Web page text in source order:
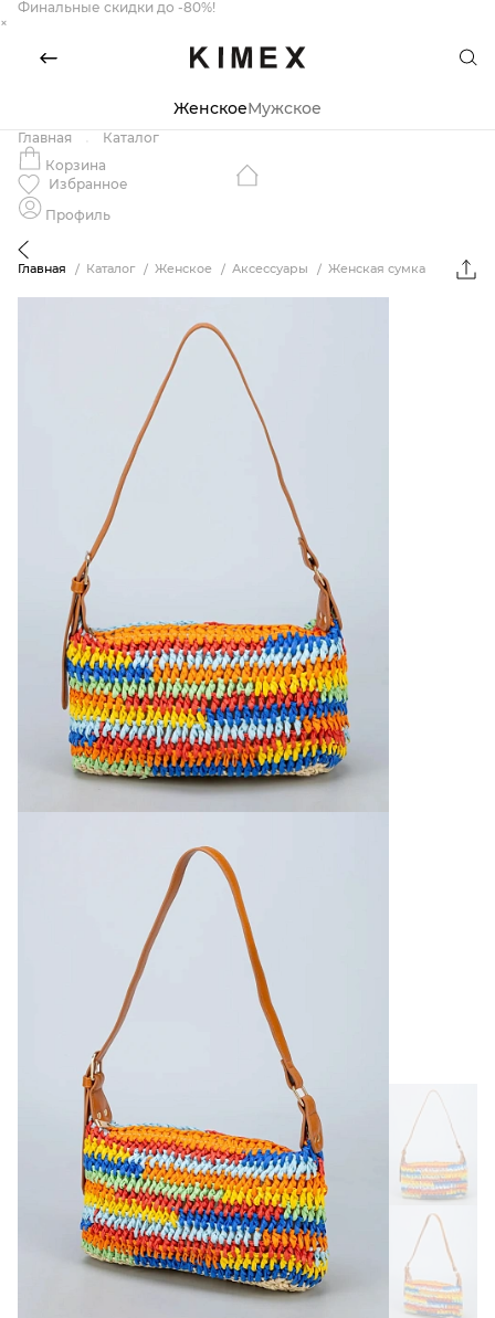
Финальные скидки до -80%!
×
ЖенскоеМужское
Главная
Каталог
Корзина
Избранное
Профиль
Главная Каталог Женское Аксессуары Женская сумка